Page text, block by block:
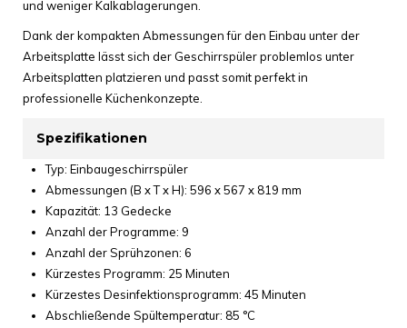
und weniger Kalkablagerungen.
Dank der kompakten Abmessungen für den Einbau unter der
Arbeitsplatte lässt sich der Geschirrspüler problemlos unter
Arbeitsplatten platzieren und passt somit perfekt in
professionelle Küchenkonzepte.
Spezifikationen
Typ: Einbaugeschirrspüler
Abmessungen (B x T x H): 596 x 567 x 819 mm
Kapazität: 13 Gedecke
Anzahl der Programme: 9
Anzahl der Sprühzonen: 6
Kürzestes Programm: 25 Minuten
Kürzestes Desinfektionsprogramm: 45 Minuten
Abschließende Spültemperatur: 85 °C